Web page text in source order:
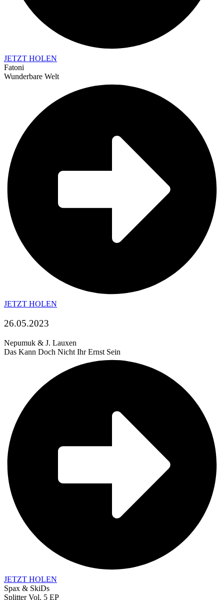
JETZT HOLEN
Fatoni
Wunderbare Welt
JETZT HOLEN
26.05.2023
Nepumuk & J. Lauxen
Das Kann Doch Nicht Ihr Ernst Sein
JETZT HOLEN
Spax & SkiDs
Splitter Vol. 5 EP